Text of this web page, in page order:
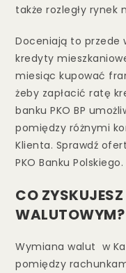
także rozległy rynek
Doceniają to przede
kredyty
miesiąc kupować
żeby zapłacić ratę
banku PKO BP
pomiędzy różnymi
Klienta. Sprawdź
PKO Banku Polskiego.
CO
WALUTOWYM?
Wymiana walut w
pomiędzy